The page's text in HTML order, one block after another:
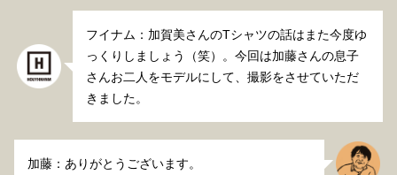
フイナム：加賀美さんのTシャツの話はまた今度ゆ
っくりしましょう（笑）。今回は加藤さんの息子
さんお二人をモデルにして、撮影をさせていただ
きました。
加藤：ありがとうございます。